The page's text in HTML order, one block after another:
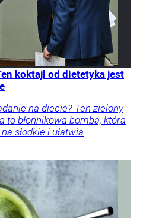
koktajl od dietetyka jest
na diecie? Ten zielony
to błonnikowa bomba, która
słodkie i ułatwia